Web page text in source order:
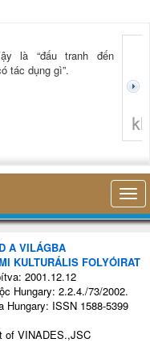
BÁT CHỈ
RỬA BÁT
“Lần đầu
khảo sát được
cứu thị trường
A VILÁGBA
KULTURÁLIS FOLYÓIRAT
2001.12.12
Hungary: 2.2.4./73/2002.
ISSN 1588-5399
of VINADES.,JSC